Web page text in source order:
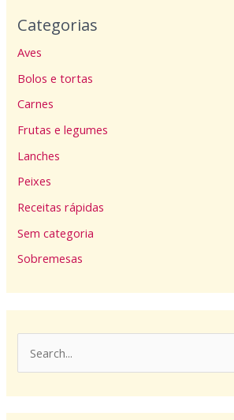
Categorias
Aves
Bolos e tortas
Carnes
Frutas e legumes
Lanches
Peixes
Receitas rápidas
Sem categoria
Sobremesas
s